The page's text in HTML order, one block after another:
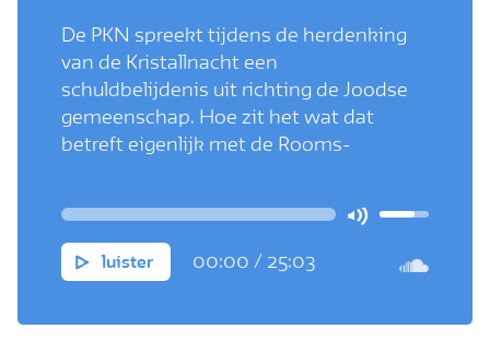
De PKN spreekt tijdens de herdenking
van de Kristallnacht een
schuldbelijdenis uit richting de Joodse
gemeenschap. Hoe zit het wat dat
betreft eigenlijk met de Rooms-
Utrecht, in deze podcast.
luister 00:00 / 25:03